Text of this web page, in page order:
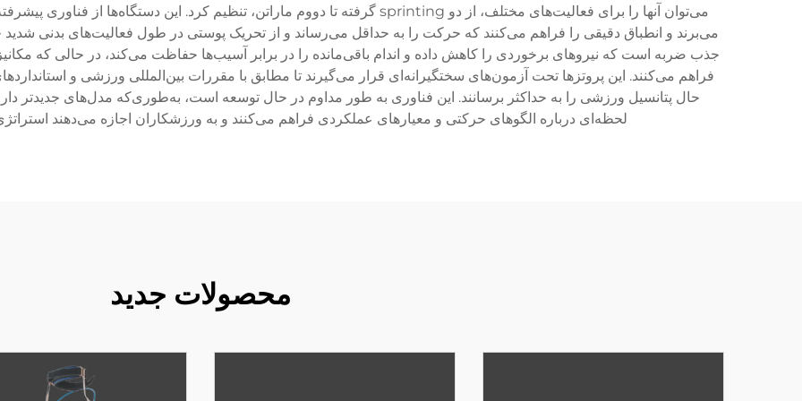
می‌برند و انطباق دقیقی را فراهم می‌کنند که حرکت را به حداقل می‌رساند و از تحریک پوستی در طول فعالیت‌های بدنی
جذب ضربه است که نیروهای برخوردی را کاهش داده و اندام باقی‌مانده را در برابر آسیب‌ها حفاظت می‌کند، در حالی که
فراهم می‌کنند. این پروتزها تحت آزمون‌های سختگیرانه‌ای قرار می‌گیرند تا مطابق با مقررات بین‌المللی ورزشی و
حال پتانسیل ورزشی را به حداکثر برسانند. این فناوری به طور مداوم در حال توسعه است، به‌طوری‌که مدل‌های جدیدتر
لحظه‌ای درباره الگوهای حرکتی و معیارهای عملکردی فراهم می‌کنند و به ورزشکاران اجازه می‌دهند
محصولات جدید